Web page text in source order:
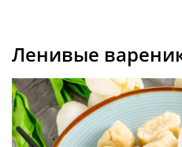
Ленивые